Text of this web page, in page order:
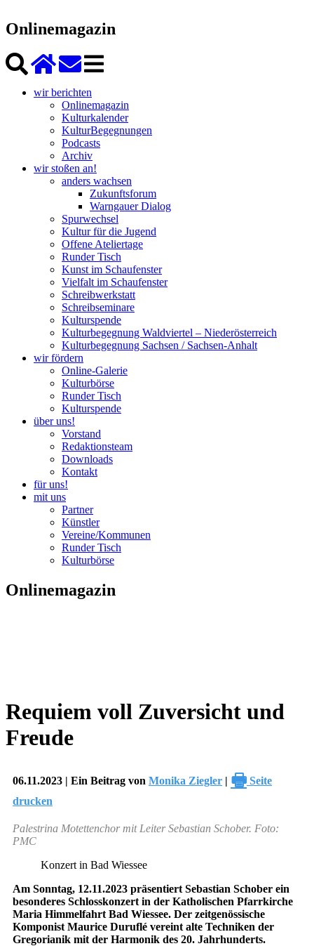
Onlinemagazin
wir berichten
Onlinemagazin
Kulturkalender
KulturBegegnungen
Podcasts
Archiv
wir stoßen an!
anders wachsen
Zukunftsforum
Warngauer Dialog
Spurwechsel
Kultur für die Jugend
Offene Ateliertage
Runder Tisch
Kunst im Schaufenster
Vielfalt im Schaufenster
Schreibwerkstatt
Schreibseminare
Kulturspende
Kulturbegegnung Waldviertel – Niederösterreich
Kulturbegegnung Sachsen / Sachsen-Anhalt
wir fördern
Online-Galerie
Kulturbörse
Runder Tisch
Kulturspende
über uns!
Vorstand
Redaktionsteam
Downloads
Kontakt
für uns!
mit uns
Partner
Künstler
Vereine/Kommunen
Runder Tisch
Kulturbörse
Onlinemagazin
Requiem voll Zuversicht und
Freude
06.11.2023 | Ein Beitrag von Monika Ziegler | 🖶 Seite
drucken
Palestrina Motettenchor mit Leiter Sebastian Schober. Foto:
PMC
Konzert in Bad Wiessee
Am Sonntag, 12.11.2023 präsentiert Sebastian Schober ein
besonderes Schlosskonzert in der Katholischen Pfarrkirche
Maria Himmelfahrt Bad Wiessee. Der zeitgenössische
Komponist Maurice Duruflé vereint alte Techniken der
Gregorianik mit der Harmonik des 20. Jahrhunderts.